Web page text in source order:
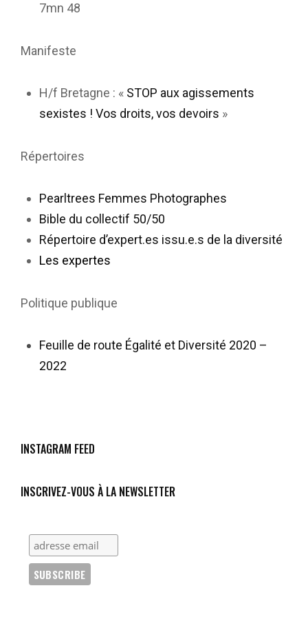
7mn 48
Manifeste
H/f Bretagne : « STOP aux agissements
sexistes ! Vos droits, vos devoirs »
Répertoires
Pearltrees Femmes Photographes
Bible du collectif 50/50
Répertoire d’expert.es issu.e.s de la diversité
Les expertes
Politique publique
Feuille de route Égalité et Diversité 2020 –
2022
INSTAGRAM FEED
INSCRIVEZ-VOUS À LA NEWSLETTER